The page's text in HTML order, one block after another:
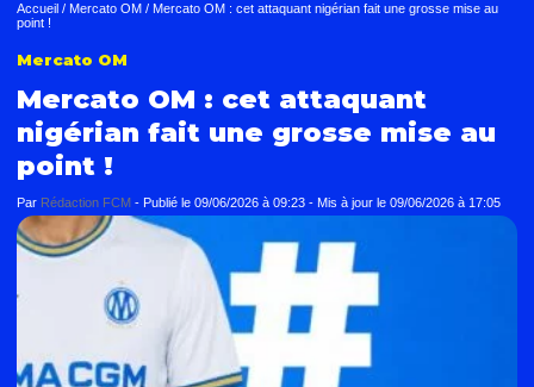
Accueil / Mercato OM / Mercato OM : cet attaquant nigérian fait une grosse mise au
point !
Mercato OM
Mercato OM : cet attaquant
nigérian fait une grosse mise au
point !
Par Rédaction FCM - Publié le 09/06/2026 à 09:23 - Mis à jour le 09/06/2026 à 17:05